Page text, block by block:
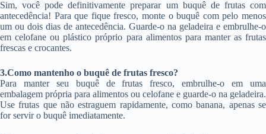
Sim, você pode definitivamente preparar um buquê de frutas com
antecedência! Para que fique fresco, monte o buquê com pelo menos
um ou dois dias de antecedência. Guarde-o na geladeira e embrulhe-o
em celofane ou plástico próprio para alimentos para manter as frutas
frescas e crocantes.
3.Como mantenho o buquê de frutas fresco?
Para manter seu buquê de frutas fresco, embrulhe-o em uma
embalagem própria para alimentos ou celofane e guarde-o na geladeira.
Use frutas que não estraguem rapidamente, como banana, apenas se
for servir o buquê imediatamente.